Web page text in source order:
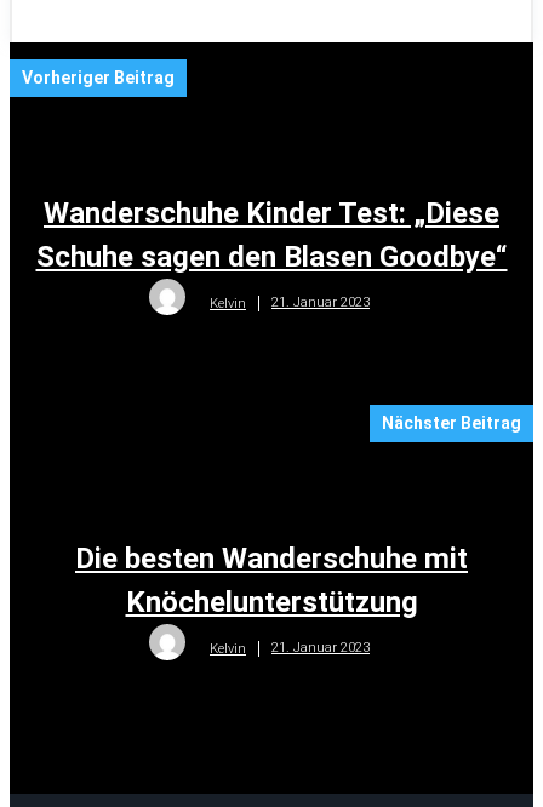
Vorheriger Beitrag
Wanderschuhe Kinder Test: „Diese
Schuhe sagen den Blasen Goodbye“
Kelvin 21. Januar 2023
Nächster Beitrag
Die besten Wanderschuhe mit
Knöchelunterstützung
Kelvin 21. Januar 2023